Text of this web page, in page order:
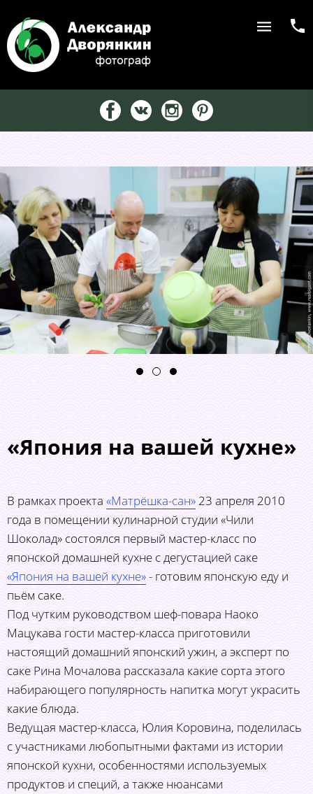
«Япония на вашей кухне»
В рамках проекта «Матрёшка-сан» 23 апреля 2010
года в помещении кулинарной студии «Чили
Шоколад» состоялся первый мастер-класс по
японской домашней кухне с дегустацией саке
«Япония на вашей кухне»- готовим японскую еду и
пьём саке.
Под чутким руководством шеф-повара Наоко
Мацукава гости мастер-класса приготовили
настоящий домашний японский ужин, а эксперт по
саке Рина Мочалова рассказала какие сорта этого
набирающего популярность напитка могут украсить
какие блюда.
Ведущая мастер-класса, Юлия Коровина, поделилась
с участниками любопытными фактами из истории
японской кухни, особенностями используемых
продуктов и специй, а также нюансами